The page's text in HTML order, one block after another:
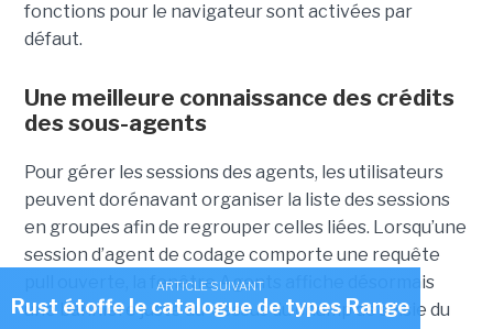
fonctions pour le navigateur sont activées par
défaut.
Une meilleure connaissance des crédits
des sous-agents
Pour gérer les sessions des agents, les utilisateurs
peuvent dorénavant organiser la liste des sessions
en groupes afin de regrouper celles liées. Lorsqu’une
session d’agent de codage comporte une requête
pull ouverte, la fenêtre Agents affiche désormais
une bannière juste au-dessus du champ de saisie du
ARTICLE SUIVANT
Rust étoffe le catalogue de types Range